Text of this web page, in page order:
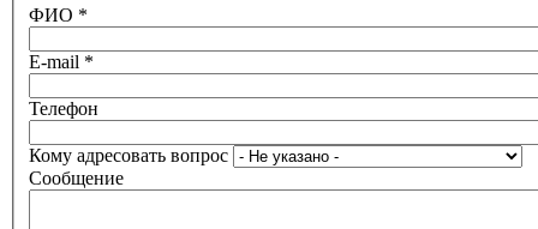
ФИО *
E-mail *
Телефон
Кому адресовать вопрос
Сообщение